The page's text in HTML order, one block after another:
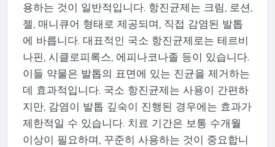
용하는 것이 일반적입니다. 항진균제는 크림, 로션,
젤, 매니큐어 형태로 제공되며, 직접 감염된 발톱
에 바릅니다. 대표적인 국소 항진균제로는 테르비
나핀, 시클로피록스, 에피나코나졸 등이 있습니다.
이들 약물은 발톱의 표면에 있는 진균을 제거하는
데 효과적입니다. 국소 항진균제는 사용이 간편하
지만, 감염이 발톱 깊숙이 진행된 경우에는 효과가
제한적일 수 있습니다. 치료 기간은 보통 수개월
이상이 필요하며, 꾸준히 사용하는 것이 중요합니